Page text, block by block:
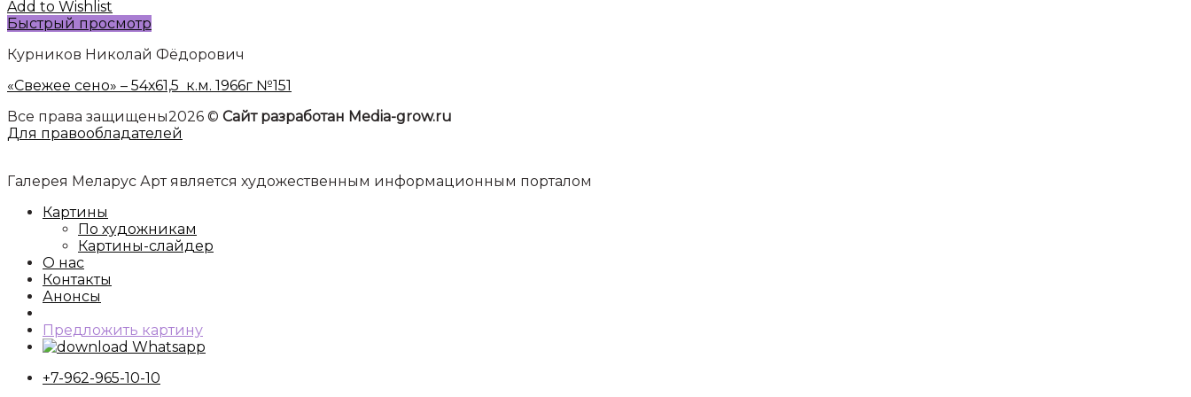
Add to Wishlist
Быстрый просмотр
Курников Николай Фёдорович
«Свежее сено» – 54х61,5 к.м. 1966г №151
Все права защищены2026 © Сайт разработан Media-grow.ru
Для правообладателей
Галерея Меларус Арт является художественным информационным порталом
Картины
По художникам
Картины-слайдер
О нас
Контакты
Анонсы
Предложить картину
Whatsapp
+7-962-965-10-10